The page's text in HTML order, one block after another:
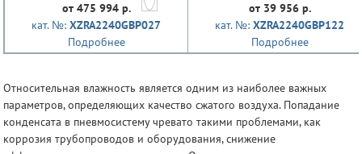
от 475 994 р.
кат. №: XZRA2240GBP027
Подробнее
от 39 956 р.
кат. №: XZRA2240GBP122
Подробнее
Относительная влажность является одним из наиболее важных
параметров, определяющих качество сжатого воздуха. Попадание
конденсата в пневмосистему чревато такими проблемами, как
коррозия трубопроводов и оборудования, снижение